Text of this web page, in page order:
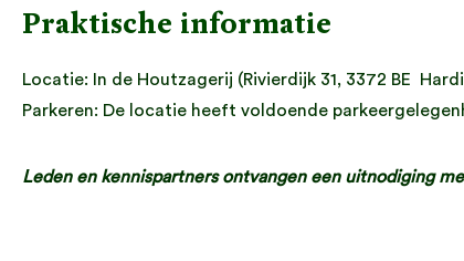
Praktische informatie
Locatie: In de Houtzagerij (Rivierdijk 31, 3372 BE
Parkeren: De locatie heeft voldoende
Leden en kennispartners ontvangen een uitnodiging